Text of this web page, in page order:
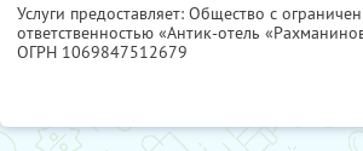
Услуги предоставляет: Общество с
ответственностью «Антик-отель
ОГРН 1069847512679